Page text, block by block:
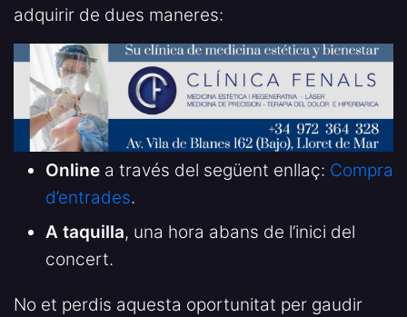
adquirir de dues maneres:
Online a través del següent enllaç: Compra
d’entrades.
A taquilla, una hora abans de l’inici del
concert.
No et perdis aquesta oportunitat per gaudir